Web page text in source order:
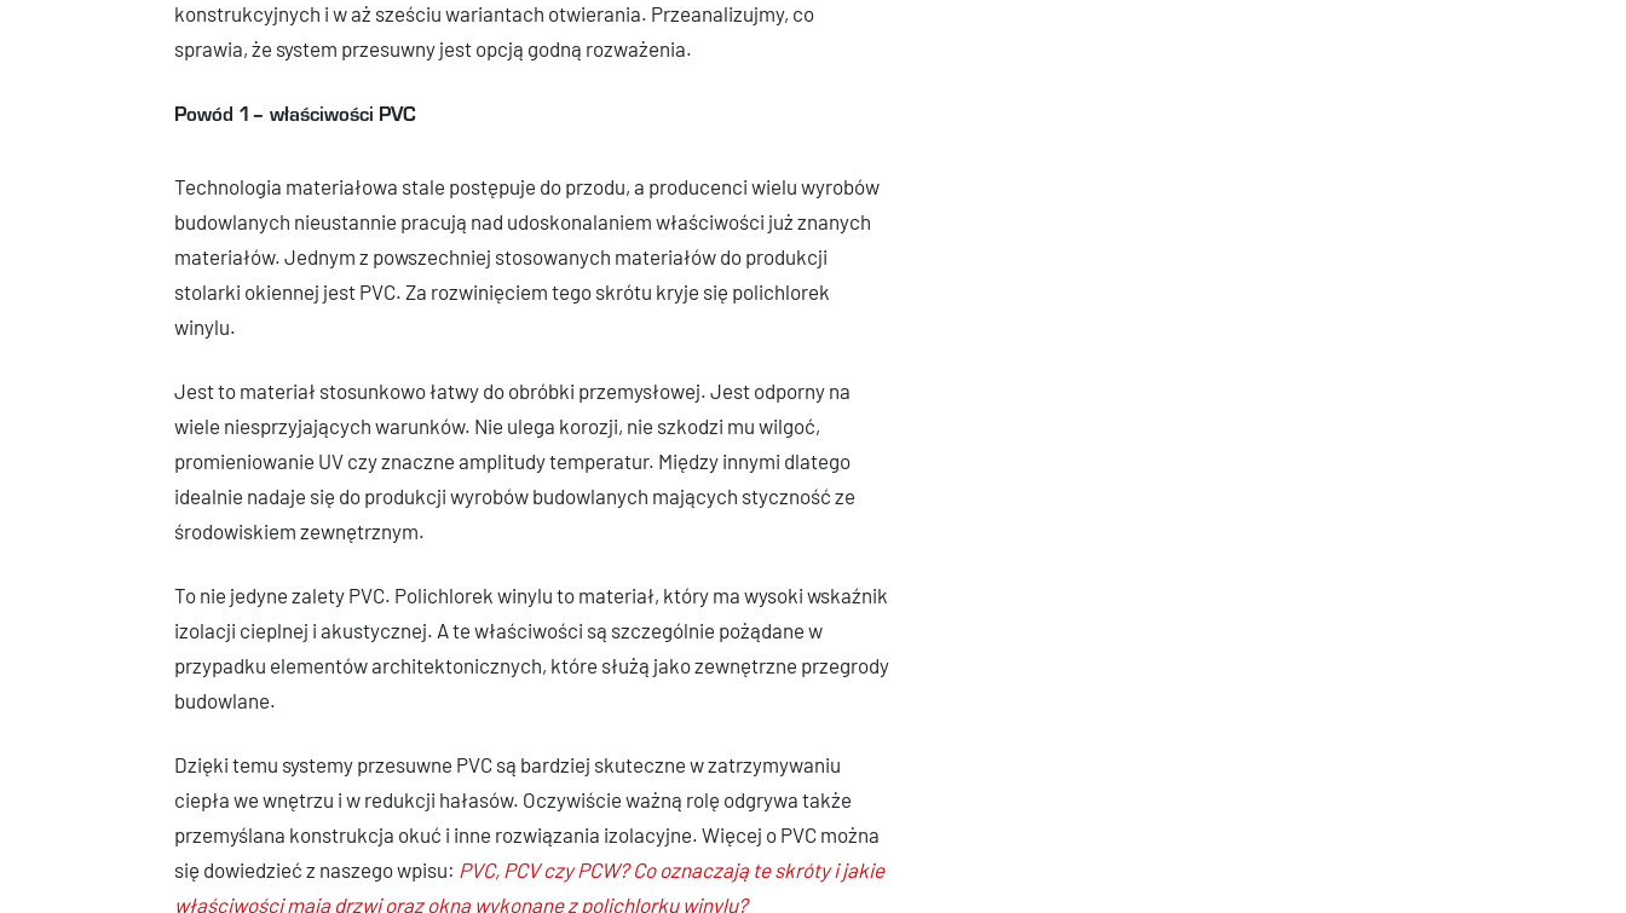
konstrukcyjnych i w aż sześciu wariantach otwierania. Przeanalizujmy, co
sprawia, że system przesuwny jest opcją godną rozważenia.
Powód 1– właściwości PVC
Technologia materiałowa stale postępuje do przodu, a producenci wielu wyrobów
budowlanych nieustannie pracują nad udoskonalaniem właściwości już znanych
materiałów. Jednym z powszechniej stosowanych materiałów do produkcji
stolarki okiennej jest PVC. Za rozwinięciem tego skrótu kryje się polichlorek
winylu.
Jest to materiał stosunkowo łatwy do obróbki przemysłowej. Jest odporny na
wiele niesprzyjających warunków. Nie ulega korozji, nie szkodzi mu wilgoć,
promieniowanie UV czy znaczne amplitudy temperatur. Między innymi dlatego
idealnie nadaje się do produkcji wyrobów budowlanych mających styczność ze
środowiskiem zewnętrznym.
To nie jedyne zalety PVC. Polichlorek winylu to materiał, który ma wysoki wskaźnik
izolacji cieplnej i akustycznej. A te właściwości są szczególnie pożądane w
przypadku elementów architektonicznych, które służą jako zewnętrzne przegrody
budowlane.
Dzięki temu systemy przesuwne PVC są bardziej skuteczne w zatrzymywaniu
ciepła we wnętrzu i w redukcji hałasów. Oczywiście ważną rolę odgrywa także
przemyślana konstrukcja okuć i inne rozwiązania izolacyjne. Więcej o PVC można
się dowiedzieć z naszego wpisu: PVC, PCV czy PCW? Co oznaczają te skróty i jakie
właściwości mają drzwi oraz okna wykonane z polichlorku winylu?